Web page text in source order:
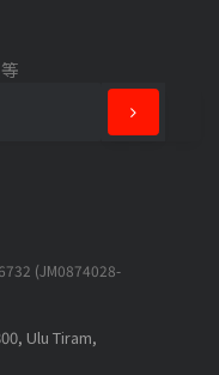
(JM0874028-
Ulu Tiram,